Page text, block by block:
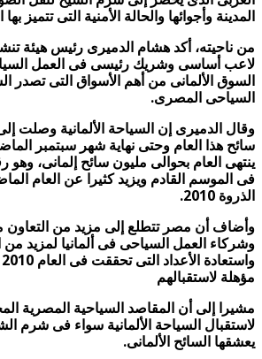
المدينة وأجوائها والحالة الأمنية التى تتميز بها
من ناحيته، أكد هشام الدميرى رئيس هيئة
لاعب أساسى وشريك رئيسى فى العمل
السوق الألمانى من أهم الأسواق التى تصدر
السياحى المصرى.
سائح هذا العام وحتى نهاية شهر سبتمبر
ينتهى العام بحوالى مليون سائح إلمانى، وهو
فى الموسم القادم ويزيد كثيرا عن العام
الذروة 2010.
وأضاف أن مصر تتطلع إلى مزيد من
وشركاء العمل السياحى فى ألمانيا لمزيد من
مؤهلة لاستقبالهم
مشيرا إلى أن المقاصد السياحية المصرية
لاستقبال السياحة الألمانية سواء فى شرم
يعشقها السائح الألمانى.